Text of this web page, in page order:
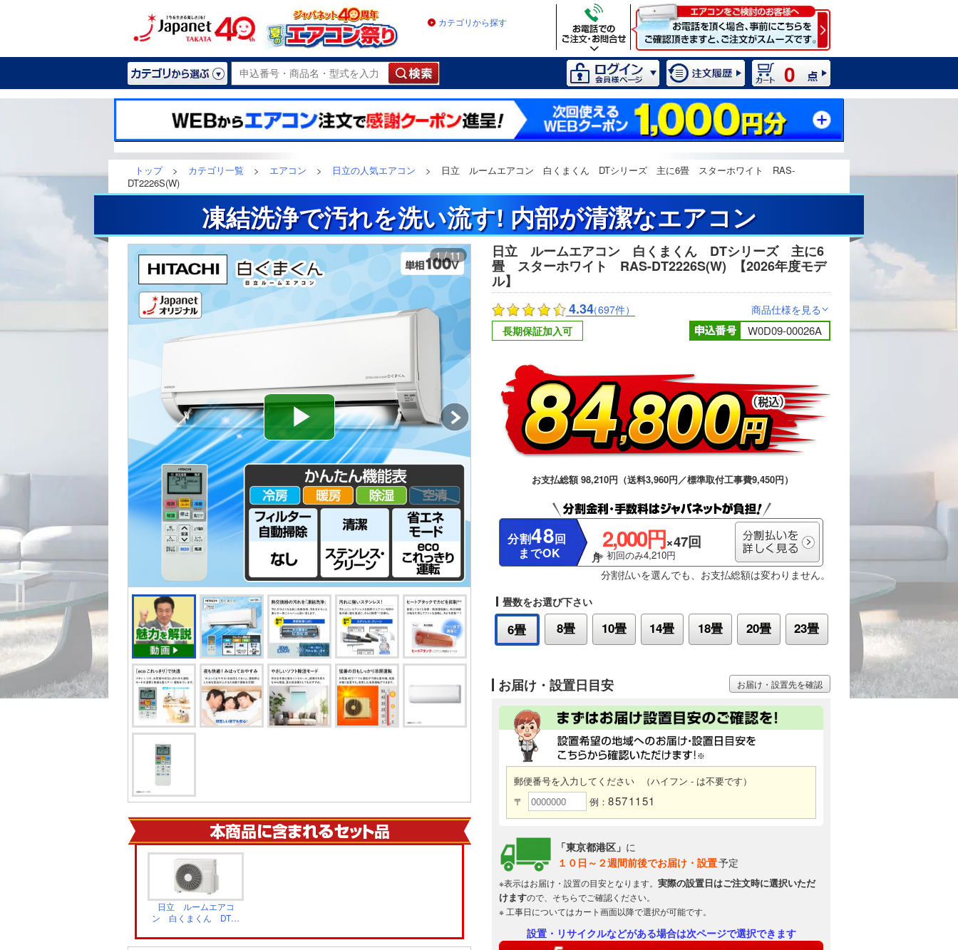
カテゴリから探す
0
トップ > カテゴリ一覧 > エアコン > 日立の人気エアコン >
日立 ルームエアコン 白くまくん DTシリーズ 主に6畳 スターホワイト RAS-
DT2226S(W)
凍結洗浄で汚れを洗い流す! 内部が清潔なエアコン
1 / 11 2 / 11
日立 ルームエアコ
ン 白くまくん DTシ
RAC-DT2226S
日立 ルームエアコン 白くまくん DTシリーズ 主に6
畳 スターホワイト RAS-DT2226S(W)
【2026年度モデ
ル】
4.34（697件） 商品仕様を見る>
長期保証加入可 W0D09-00026A
お支払総額 98,210円（送料3,960円／標準取付工事費9,450円）
分割48回
までOK
2,000円×47回
※ 初回のみ4,210円
分割払いを選んでも、お支払総額は変わりません。
畳数をお選び下さい
6畳 8畳 10畳 14畳 18畳 20畳 23畳
お届け・設置日目安
郵便番号を入力してください
（ハイフン - は不要です）
〒
例： 8571151
「東京都港区」 に
１０日～２週間前後でお届け・設置予定
※表示はお届け・設置の目安となります。 実際の設置日はご注文時に選択いただ
けますので、そちらでご確認ください。
※ 工事日についてはカート画面以降で選択が可能です。
お届け・設置先を確認
設置・リサイクルなどがある場合は次ページで選択できます